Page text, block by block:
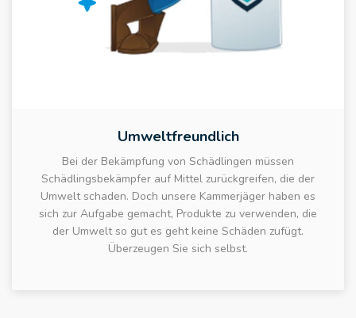
Umweltfreundlich
Bei der Bekämpfung von Schädlingen müssen
Schädlingsbekämpfer auf Mittel zurückgreifen, die der
Umwelt schaden. Doch unsere Kammerjäger haben es
sich zur Aufgabe gemacht, Produkte zu verwenden, die
der Umwelt so gut es geht keine Schäden zufügt.
Überzeugen Sie sich selbst.